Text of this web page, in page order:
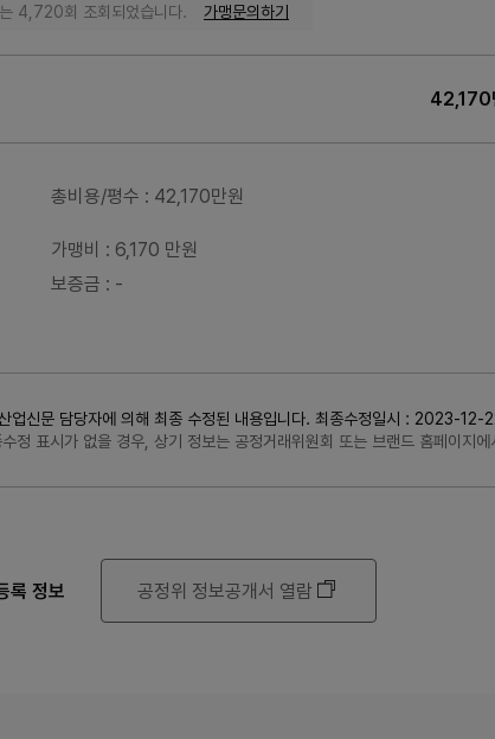
4,720회 조회되었습니다. 가맹문의하기
42,170
총비용/평수 : 42,170만원
가맹비 : 6,170 만원
보증금 : -
업신문 담당자에 의해 최종 수정된 내용입니다. 최종수정일시 : 2023-
정 표시가 없을 경우, 상기 정보는 공정거래위원회 또는 브랜드 홈페이지
록 정보 공정위 정보공개서 열람